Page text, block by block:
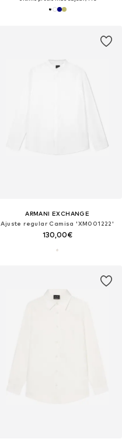
ARMANI EXCHANGE
Ajuste regular Camisa 'XM001222'
130,00€